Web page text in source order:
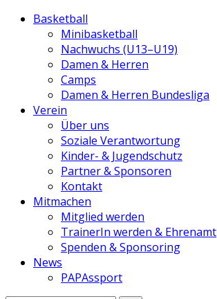
Basketball
Minibasketball
Nachwuchs (U13–U19)
Damen & Herren
Camps
Damen & Herren Bundesliga
Verein
Über uns
Soziale Verantwortung
Kinder- & Jugendschutz
Partner & Sponsoren
Kontakt
Mitmachen
Mitglied werden
TrainerIn werden & Ehrenamt
Spenden & Sponsoring
News
PAPAssport